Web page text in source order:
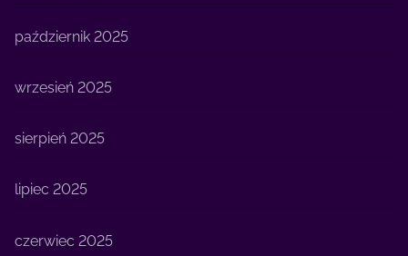
październik 2025
wrzesień 2025
sierpień 2025
lipiec 2025
czerwiec 2025